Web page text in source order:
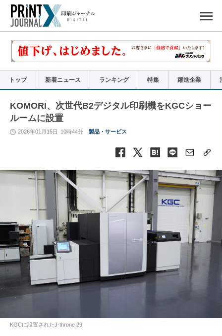
で
リ
トップ 新着ニュース ランキング 特集 躍進企業
KOMORI、次世代B2デジタル印刷機をKGCショー
ルームに設置
2026年01月15日 10時44分 製品・サービス
KGCに設置されたJ-throne 29